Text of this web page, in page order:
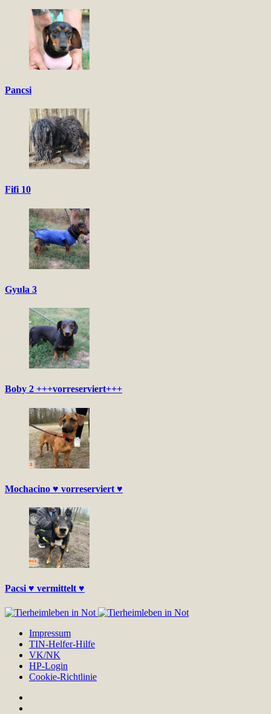
Pancsi
Fifi 10
Gyula 3
Boby 2 +++vorreserviert+++
Mochacino ♥ vorreserviert ♥
Pacsi ♥ vermittelt ♥
Impressum
TIN-Helfer-Hilfe
VK/NK
HP-Login
Cookie-Richtlinie